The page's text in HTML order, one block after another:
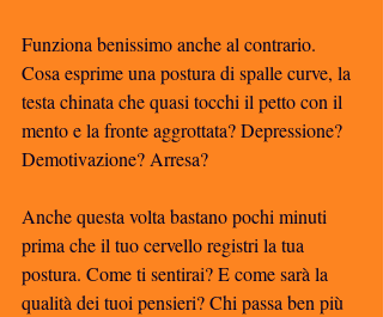
Funziona benissimo anche al contrario.
Cosa esprime una postura di spalle curve, la
testa chinata che quasi tocchi il petto con il
mento e la fronte aggrottata? Depressione?
Demotivazione? Arresa?
Anche questa volta bastano pochi minuti
prima che il tuo cervello registri la tua
postura. Come ti sentirai? E come sarà la
qualità dei tuoi pensieri? Chi passa ben più